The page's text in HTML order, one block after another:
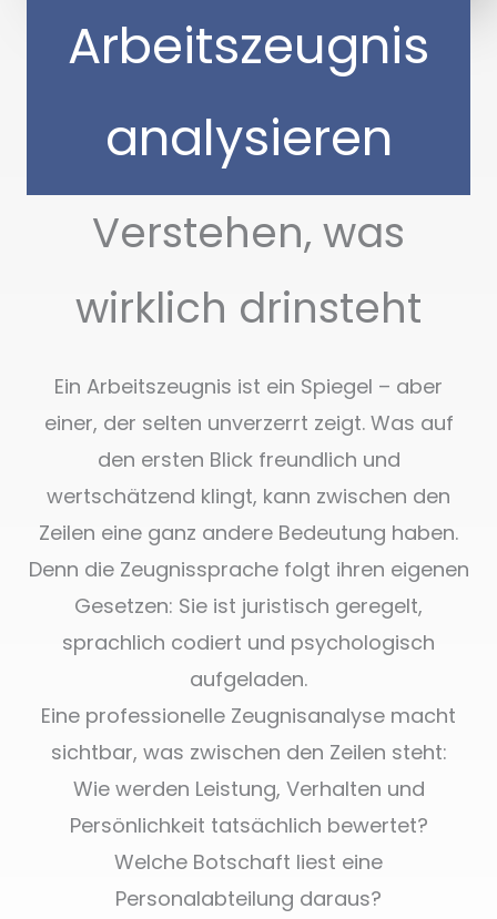
Arbeitszeugnis
analysieren
Verstehen, was
wirklich drinsteht
Ein Arbeitszeugnis ist ein Spiegel – aber
einer, der selten unverzerrt zeigt. Was auf
den ersten Blick freundlich und
wertschätzend klingt, kann zwischen den
Zeilen eine ganz andere Bedeutung haben.
Denn die Zeugnissprache folgt ihren eigenen
Gesetzen: Sie ist juristisch geregelt,
sprachlich codiert und psychologisch
aufgeladen.
Eine professionelle Zeugnisanalyse macht
sichtbar, was zwischen den Zeilen steht:
Wie werden Leistung, Verhalten und
Persönlichkeit tatsächlich bewertet?
Welche Botschaft liest eine
Personalabteilung daraus?